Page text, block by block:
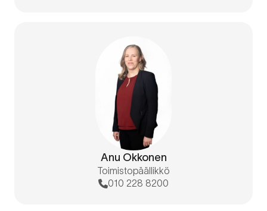
Anu Okkonen
Toimistopäällikkö
010 228 8200